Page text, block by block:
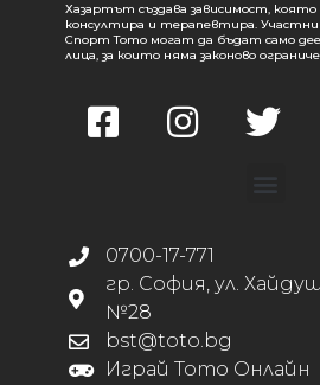
Хазартът създава зависимост, която
консултира и терапевтира.
Спорт Тото могат да бъдат само
лица, за които няма законово
0700-17-771
гр. София, ул.
№28
bst@toto.bg
Играй Тото Онлайн